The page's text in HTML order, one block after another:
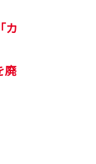
カ
廃